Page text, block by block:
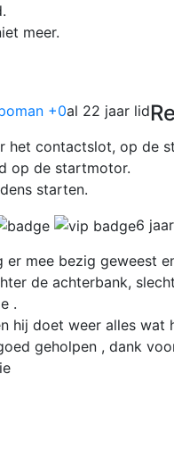
meer.
+0al 22 jaar lid
het contactslot, op de
op de startmotor.
starten.
6 jaar
er mee bezig geweest
de achterbank,
.
hij doet weer alles wat
geholpen , dank